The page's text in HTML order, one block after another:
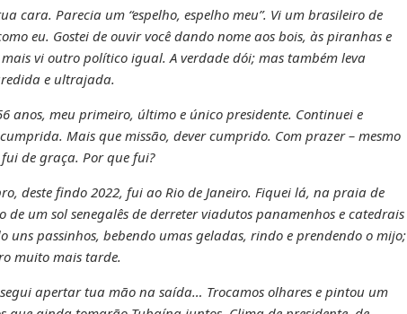
cara. Parecia um “espelho, espelho meu”. Vi um brasileiro de
eu. Gostei de ouvir você dando nome aos bois, às piranhas e
vi outro político igual. A verdade dói; mas também leva
e ultrajada.
anos, meu primeiro, último e único presidente. Continuei e
Mais que missão, dever cumprido. Com prazer – mesmo
de graça. Por que fui?
deste findo 2022, fui ao Rio de Janeiro. Fiquei lá, na praia de
um sol senegalês de derreter viadutos panamenhos e catedrais
passinhos, bebendo umas geladas, rindo e prendendo o mijo;
muito mais tarde.
apertar tua mão na saída… Trocamos olhares e pintou um